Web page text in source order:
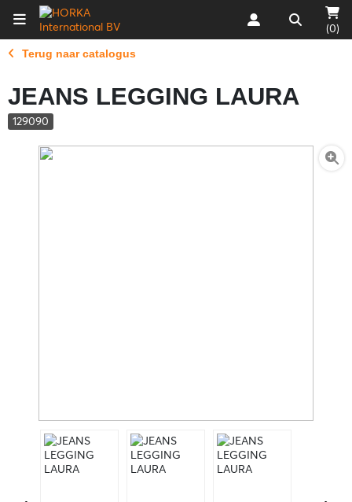
(0)
Terug naar catalogus
JEANS LEGGING LAURA
129090